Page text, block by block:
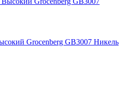
Grocenberg GB3007 Никель